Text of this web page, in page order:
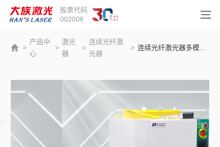
股票代码
002008
>
产品中
心
>
激光
器
>
连续光纤激
光器
>